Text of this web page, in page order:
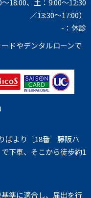
18:00、土：9:00～12:30
／13:30～17:00）
-：休診
ドやデンタルローンで
ばより［18番 藤阪ハ
下車、そこから徒歩約1
準に適合し、届出を行